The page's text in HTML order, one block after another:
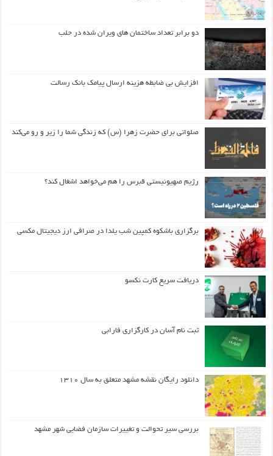
دو برابر تعداد ساختمان های ویران شده در حلب
افزایش بی ضابطه هزینه ارسال پیامک بانک رسالت
صلواتی برای حضرت زهرا (س) که زندگی شما را زیر و رو می‌کند
رژیم صهیونیستی قبرس را هم می‌خواهد اشغال کند؟
برگزاری باشکوه کمپین شب یلدا در صرافی ارز دیجیتال مکسی
دریافت سریع کارت نکسو
ثبت نام آسان در کارگزاری فارابی
دانلود رایگان نقشه مشهد متعلق به سال ۱۳۱۰
بررسی سیر تحوالت و تغییرات سازمان فضایی شهر مشهد